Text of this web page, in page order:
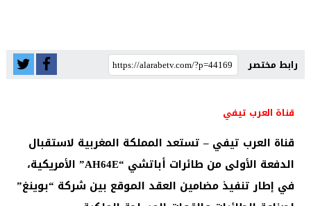
رابط مختصر
قناة العرب تيفي
قناة العرب تيفي – تستعد المملكة المغربية لاستقبال
الدفعة الأولى من طائرات أباتشي “AH64E” الأمريكية،
في إطار تنفيذ مضامين العقد الموقع بين شركة “بوينغ”